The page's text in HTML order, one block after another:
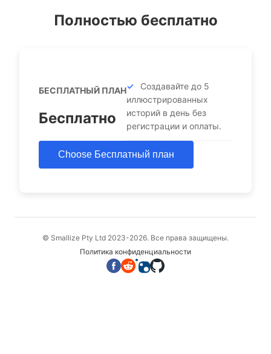
Полностью бесплатно
БЕСПЛАТНЫЙ ПЛАН
Бесплатно
Создавайте до 5
иллюстрированных
историй в день без
регистрации и оплаты.
Choose Бесплатный план
© Smallize Pty Ltd 2023-2026. Все права защищены.
Политика конфиденциальности